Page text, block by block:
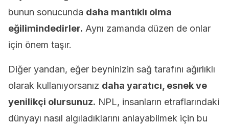
bunun sonucunda daha mantıklı olma
eğilimindedirler. Aynı zamanda düzen de onlar
için önem taşır.
Diğer yandan, eğer beyninizin sağ tarafını ağırlıklı
olarak kullanıyorsanız daha yaratıcı, esnek ve
yenilikçi olursunuz. NPL, insanların etraflarındaki
dünyayı nasıl algıladıklarını anlayabilmek için bu